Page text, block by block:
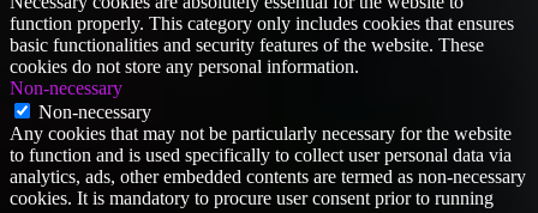
function properly. This category only includes cookies that ensures
basic functionalities and security features of the website. These
cookies do not store any personal information.
Non-necessary
Non-necessary
Any cookies that may not be particularly necessary for the website
to function and is used specifically to collect user personal data via
analytics, ads, other embedded contents are termed as non-necessary
cookies. It is mandatory to procure user consent prior to running